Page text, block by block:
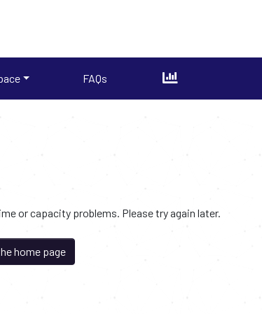
FAQs
or capacity problems. Please try again later.
home page